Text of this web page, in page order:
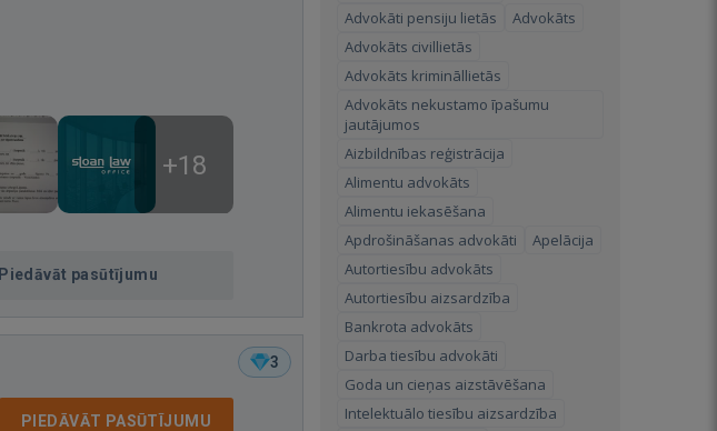
+18
Piedāvāt pasūtījumu
3
PIEDĀVĀT PASŪTĪJUMU
Advokāti pensiju lietās
Advokāts
Advokāts civillietās
Advokāts krimināllietās
Advokāts nekustamo īpašumu
jautājumos
Aizbildnības reģistrācija
Alimentu advokāts
Alimentu iekasēšana
Apdrošināšanas advokāti
Apelācija
Autortiesību advokāts
Autortiesību aizsardzība
Bankrota advokāts
Darba tiesību advokāti
Goda un cieņas aizstāvēšana
Intelektuālo tiesību aizsardzība